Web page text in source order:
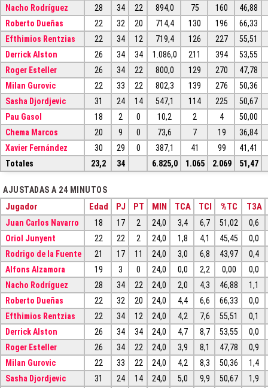
Nacho Rodríguez
28 34 22 894,0 75 160
46,88
Roberto Dueñas
22 32 20 714,4 130 196
66,33
Efthimios Rentzias
22 34 12 719,4 126 227
55,51
Derrick Alston
26 34 34 1.086,0 211 394
53,55
Roger Esteller
26 34 22 800,0 129 270
47,78
Milan Gurovic
22 33 22 802,3 139 276
50,36
Sasha Djordjevic
31 24 14 547,1 114 225
50,67
Pau Gasol
18 2 0 10,2 2 4
50,00
Chema Marcos
20 9 0 73,6 7 19
36,84
Xavier Fernández
30 29 0 387,1 41 99
41,41
Totales
23,2 34 6.825,0 1.065 2.069 51,47
AJUSTADAS A 24 MINUTOS
Jugador Edad PJ PT MIN TCA TCI %TC T3A
Juan Carlos Navarro 18 17 2 24,0 3,4 6,7 51,02
0,6
Oriol Junyent
22 22 2 24,0 1,8 4,1 45,45
0,0
Rodrigo de la Fuente
21 17 11 24,0 3,0 6,8 43,97
0,4
Alfons Alzamora
19 3 0 24,0 0,0 2,2 0,00
0,0
Nacho Rodríguez
28 34 22 24,0 2,0 4,3 46,88
1,1
Roberto Dueñas
22 32 20 24,0 4,4 6,6 66,33
0,0
Efthimios Rentzias
22 34 12 24,0 4,2 7,6 55,51
0,1
Derrick Alston
26 34 34 24,0 4,7 8,7 53,55
0,0
Roger Esteller
26 34 22 24,0 3,9 8,1 47,78
0,9
Milan Gurovic
22 33 22 24,0 4,2 8,3 50,36
1,4
Sasha Djordjevic
31 24 14 24,0 5,0 9,9 50,67
1,9